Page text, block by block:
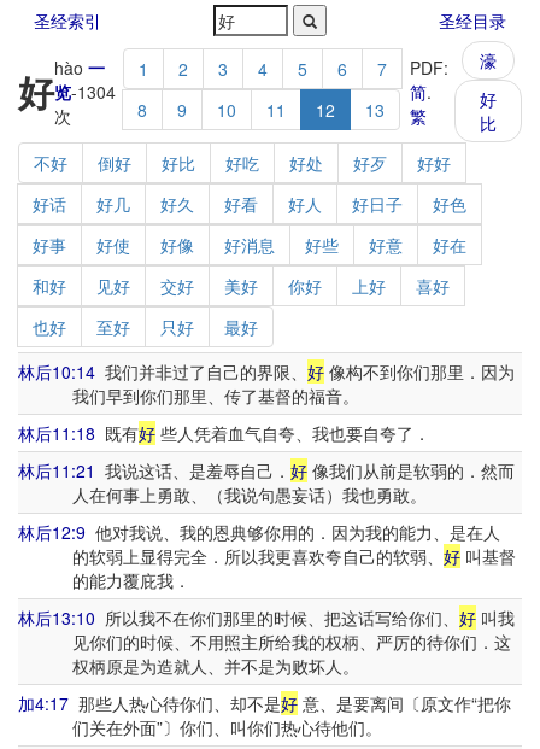
圣经索引 圣经目录
好hào 一
览-1304
次
1 2 3 4 5 6
7
8
9 10 11 12 13
PDF:
简.
繁
濠
好
比
不好
倒好 好比 好吃 好处 好歹
好好
好话
好几 好久 好看 好人 好日子
好色
好事
好使 好像 好消息 好些 好意
好在
和好
见好 交好 美好 你好 上好
喜好
也好
至好 只好
最好
林后10:14 我们并非过了自己的界限、 好 像构不到你们那里．因为
我们早到你们那里、传了基督的福音。
林后11:18 既有好 些人凭着血气自夸、我也要自夸了．
林后11:21 我说这话、是羞辱自己． 好 像我们从前是软弱的．然而
人在何事上勇敢、（我说句愚妄话）我也勇敢。
林后12:9 他对我说、我的恩典够你用的．因为我的能力、是在人
的软弱上显得完全．所以我更喜欢夸自己的软弱、 好叫基督
的能力覆庇我．
林后13:10 所以我不在你们那里的时候、把这话写给你们、 好 叫我
见你们的时候、不用照主所给我的权柄、严厉的待你们．这
权柄原是为造就人、并不是为败坏人。
加4:17 那些人热心待你们、却不是好 意、是要离间〔原文作“把你
们关在外面”〕你们、叫你们热心待他们。